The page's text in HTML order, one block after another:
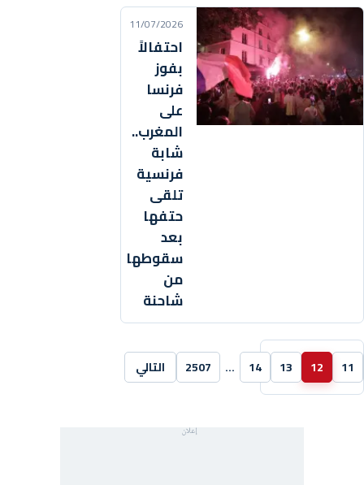
11/07/2026
احتفالاً
بفوز
فرنسا
على
المغرب..
شابة
فرنسية
تلقى
حتفها
بعد
سقوطها
من
شاحنة
11
12
13
14
…
2507 التالي